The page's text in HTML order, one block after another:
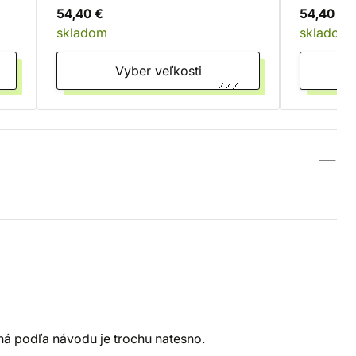
54,40 €
skladom
Vyber veľkosti
54,40 €
skladom
podľa návodu je trochu natesno.